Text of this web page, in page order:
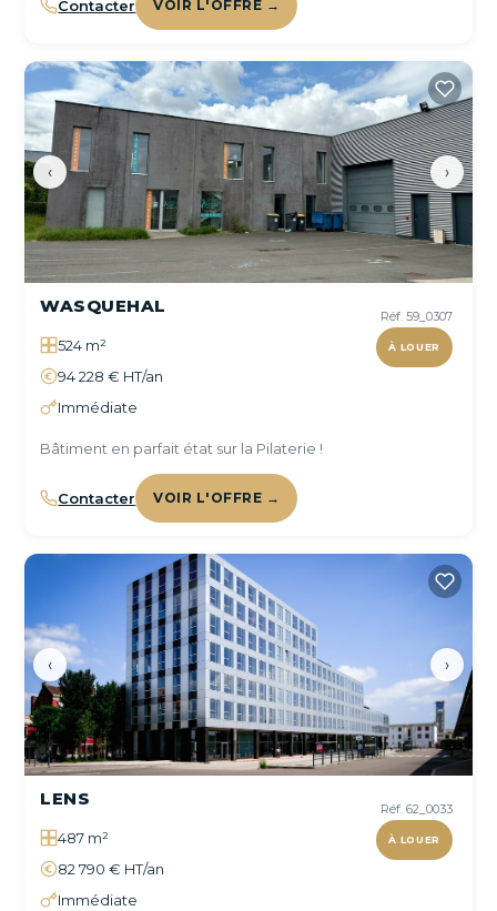
Contacter VOIR L'OFFRE →
‹ ›
Réf. 59_0307
À LOUER
WASQUEHAL
524 m²
94 228 € HT/an
Immédiate
Bâtiment en parfait état sur la Pilaterie !
Contacter VOIR L'OFFRE →
‹ ›
Réf. 62_0033
À LOUER
LENS
487 m²
82 790 € HT/an
Immédiate